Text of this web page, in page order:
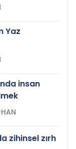
Yaz
insan
TARHAN
zihinsel zırh